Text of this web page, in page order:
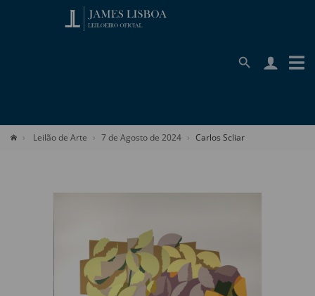
Leilão de Arte 7 de Agosto de 2024 Carlos Scliar